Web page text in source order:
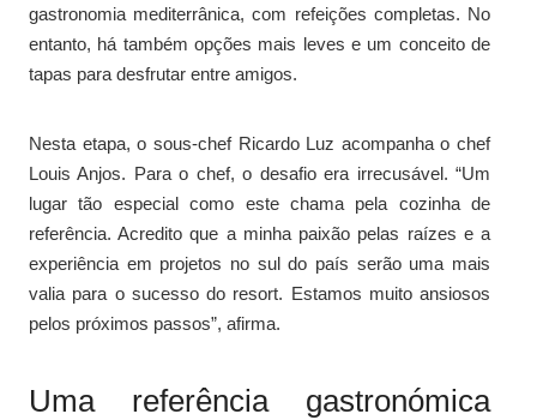
gastronomia mediterrânica, com refeições completas. No
entanto, há também opções mais leves e um conceito de
tapas para desfrutar entre amigos.
Nesta etapa, o sous-chef Ricardo Luz acompanha o chef
Louis Anjos. Para o chef, o desafio era irrecusável. “Um
lugar tão especial como este chama pela cozinha de
referência. Acredito que a minha paixão pelas raízes e a
experiência em projetos no sul do país serão uma mais
valia para o sucesso do resort. Estamos muito ansiosos
pelos próximos passos”, afirma.
Uma referência gastronómica